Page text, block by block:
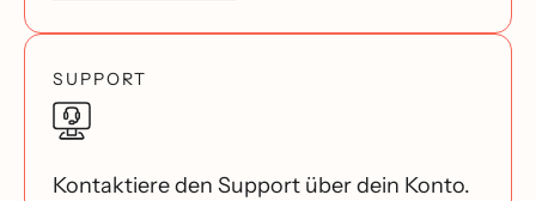
SUPPORT
Kontaktiere den Support über dein Konto.